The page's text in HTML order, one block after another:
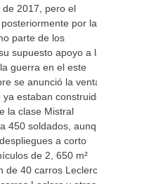
de 2017, pero el
por la
parte de los
supuesto apoyo a las
guerra en el este
se anunció la venta
estaban construidos
la clase Mistral
450 soldados, aunque
a corto
de 2, 650 m²
de 40 carros Leclerc,